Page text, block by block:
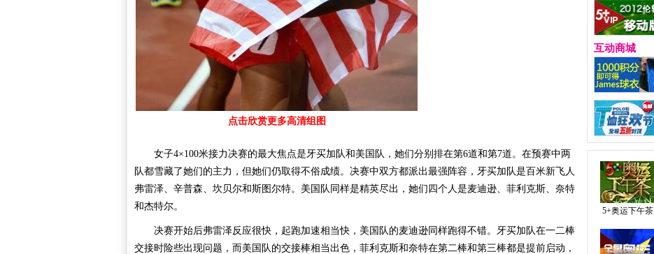
点击欣赏更多高清组图
女子4×100米接力决赛的最大焦点是牙买加队和美国队，她们分别排在第6道和第7道。在预赛中两
队都雪藏了她们的主力，但她们仍取得不俗成绩。决赛中双方都派出最强阵容，牙买加队是百米新飞人
弗雷泽、辛普森、坎贝尔和斯图尔特。美国队同样是精英尽出，她们四个人是麦迪逊、菲利克斯、奈特
和杰特尔。
决赛开始后弗雷泽反应很快，起跑加速相当快，美国队的麦迪逊同样跑得不错。牙买加队在一二棒
交接时险些出现问题，而美国队的交接棒相当出色，菲利克斯和奈特在第二棒和第三棒都是提前启动，
互动商城
5+奥运下午茶